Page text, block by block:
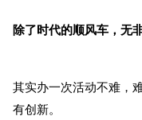
除了时代的顺风车，无
其实办一次活动不难，
有创新。